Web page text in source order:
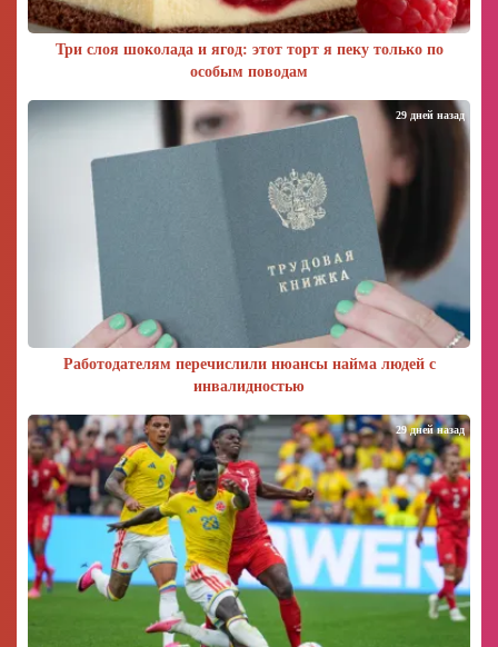
Три слоя шоколада и ягод: этот торт я пеку только по
особым поводам
Работодателям перечислили нюансы найма людей с
инвалидностью
29 дней назад
29 дней назад